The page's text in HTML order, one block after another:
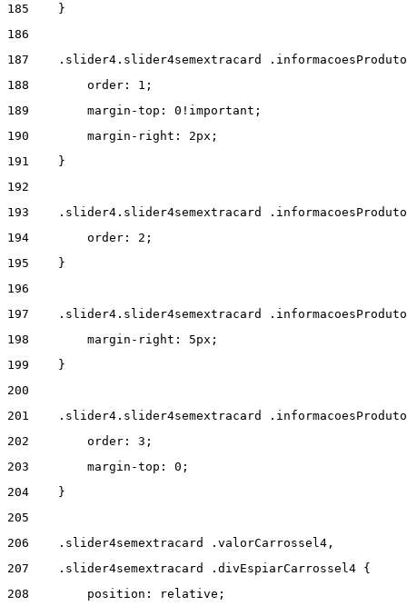
185
    }
186
187
.slider4.slider4semextracard
188
        order: 1;
189
        margin-top: 0!important;
190
        margin-right: 2px;
191
    }
192
193
.slider4.slider4semextracard
194
        order: 2;
195
    }
196
197
.slider4.slider4semextracard
198
        margin-right: 5px;
199
    }
200
201
.slider4.slider4semextracard
202
        order: 3;
203
        margin-top: 0;
204
    }
205
206
    .slider4semextracard .valorCarrossel4,
207
    .slider4semextracard .divEspiarCarrossel4 {
208
        position: relative;